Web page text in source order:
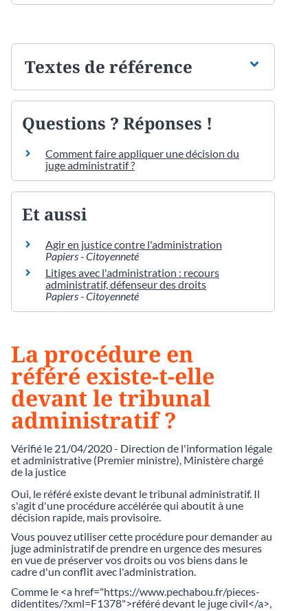
Textes de référence
Questions ? Réponses !
Comment faire appliquer une décision du
juge administratif ?
Et aussi
Agir en justice contre l'administration
Papiers - Citoyenneté
Litiges avec l'administration : recours
administratif, défenseur des droits
Papiers - Citoyenneté
La procédure en
référé existe-t-elle
devant le tribunal
administratif ?
Vérifié le 21/04/2020 - Direction de l'information légale
et administrative (Premier ministre), Ministère chargé
de la justice
Oui, le référé existe devant le tribunal administratif. Il
s'agit d'une procédure accélérée qui aboutit à une
décision rapide, mais provisoire.
Vous pouvez utiliser cette procédure pour demander au
juge administratif de prendre en urgence des mesures
en vue de préserver vos droits ou vos biens dans le
cadre d'un conflit avec l'administration.
Comme le <a href="https://www.pechabou.fr/pieces-
didentites/?xml=F1378">référé devant le juge civil</a>,